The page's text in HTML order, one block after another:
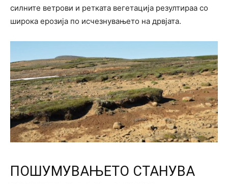
силните ветрови и ретката вегетација резултираа со
широка ерозија по исчезнувањето на дрвјата.
ПОШУМУВАЊЕТО СТАНУВА